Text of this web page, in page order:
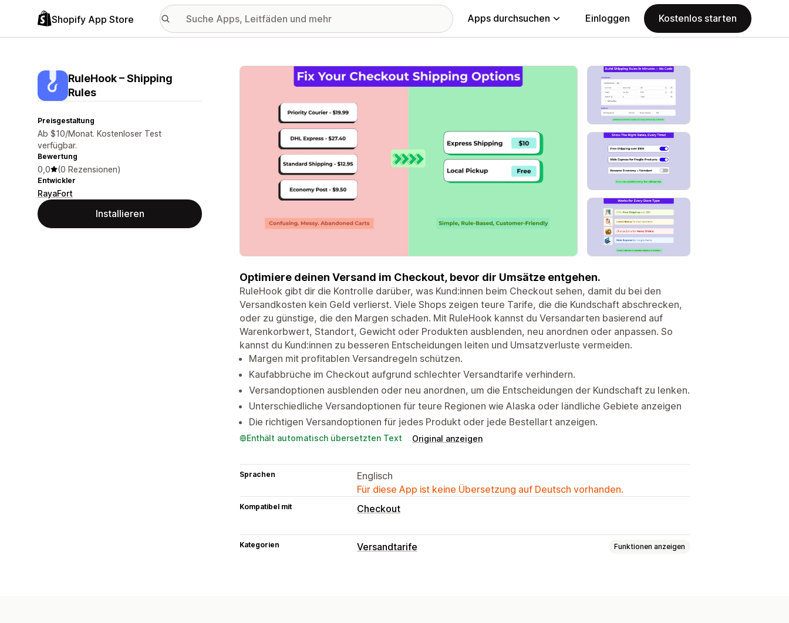
Shopify App Store Apps durchsuchen Einloggen Kostenlos starten
RuleHook – Shipping
Rules
Preisgestaltung
Ab $10/Monat. Kostenloser Test
verfügbar.
Bewertung
0,0 (0 Rezensionen)
Entwickler
RayaFort
Installieren
Vorgestellte Bildergalerie
Optimiere deinen Versand im Checkout, bevor dir Umsätze entgehen.
RuleHook gibt dir die Kontrolle darüber, was Kund:innen beim Checkout sehen, damit du bei den
Versandkosten kein Geld verlierst. Viele Shops zeigen teure Tarife, die die Kundschaft abschrecken,
oder zu günstige, die den Margen schaden. Mit RuleHook kannst du Versandarten basierend auf
Warenkorbwert, Standort, Gewicht oder Produkten ausblenden, neu anordnen oder anpassen. So
kannst du Kund:innen zu besseren Entscheidungen leiten und Umsatzverluste vermeiden.
Margen mit profitablen Versandregeln schützen.
Kaufabbrüche im Checkout aufgrund schlechter Versandtarife verhindern.
Versandoptionen ausblenden oder neu anordnen, um die Entscheidungen der Kundschaft zu lenken.
Unterschiedliche Versandoptionen für teure Regionen wie Alaska oder ländliche Gebiete anzeigen
Die richtigen Versandoptionen für jedes Produkt oder jede Bestellart anzeigen.
Enthält automatisch übersetzten Text Original anzeigen
Sprachen
Englisch
Für diese App ist keine Übersetzung auf Deutsch vorhanden.
Kompatibel mit Checkout
Kategorien Versandtarife Funktionen anzeigen